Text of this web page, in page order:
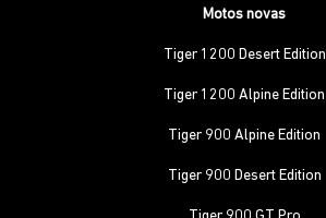
Motos novas
Tiger 1200 Desert Edition
Tiger 1200 Alpine Edition
Tiger 900 Alpine Edition
Tiger 900 Desert Edition